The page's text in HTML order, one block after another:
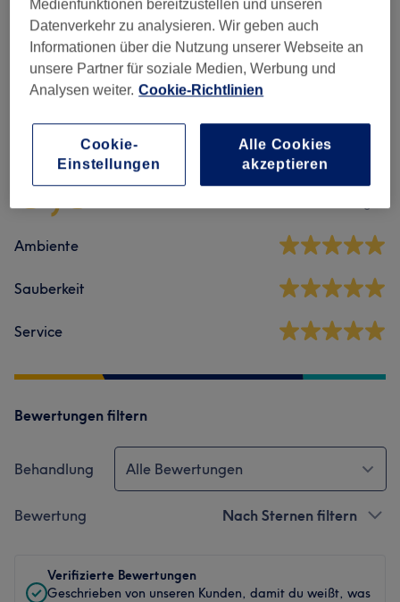
Körperbehandlungen (1) ab 99 €
5,0
Ambiente
Sauberkeit
Service
Bewertungen filtern
Behandlung Alle Bewertungen
Bewertung Nach Sternen filtern
Verifizierte Bewertungen
Geschrieben von unseren Kunden, damit du weißt, was
Medienfunktionen bereitzustellen und unseren
Datenverkehr zu analysieren. Wir geben auch
Informationen über die Nutzung unserer Webseite an
unsere Partner für soziale Medien, Werbung und
Analysen weiter. Cookie-Richtlinien
Cookie-
Einstellungen
Alle Cookies
akzeptieren